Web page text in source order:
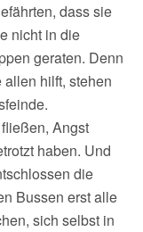
dass sie
nicht in die
geraten. Denn
hilft, stehen
Angst
haben. Und
die
Bussen erst alle
sich selbst in